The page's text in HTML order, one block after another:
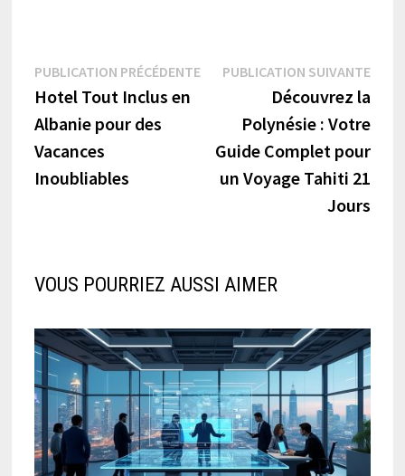
Navigation
de
l’article
PUBLICATION PRÉCÉDENTEPublication
précédente :
Hotel Tout Inclus en
Albanie pour des
Vacances
Inoubliables
PUBLICATION SUIVANTE
Découvrez la
Polynésie : Votre
Guide Complet pour
un Voyage Tahiti 21
Jours
VOUS POURRIEZ AUSSI AIMER